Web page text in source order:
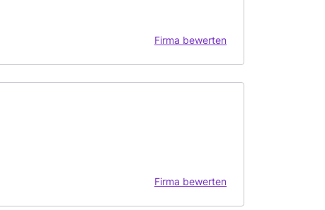
Firma bewerten
Firma bewerten